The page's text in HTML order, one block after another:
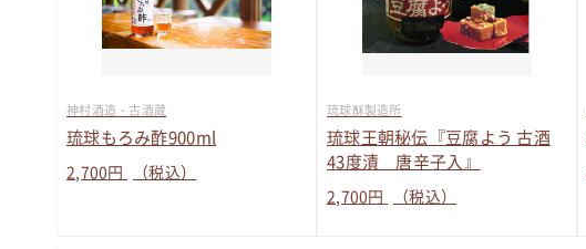
神村酒造・古酒蔵
琉球もろみ酢900ml
2,700円 （税込）
琉球酥製造所
琉球王朝秘伝『豆腐よう 古酒
43度漬 唐辛子入』
2,700円 （税込）